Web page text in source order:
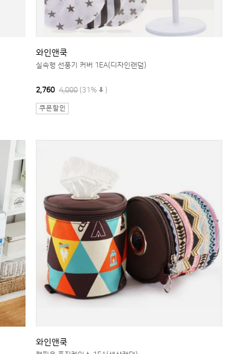
와인앤쿡
실속형 선풍기 커버 1EA(디자인랜덤)
2,760 4,000 (31% )
와인앤쿡